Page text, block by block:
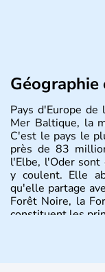
Pays d'Europe
Mer Baltique, la
C'est le pays le
près de 83
l'Elbe, l'Oder sont
y coulent. Elle
qu'elle partage
Forêt Noire, la
constituent les